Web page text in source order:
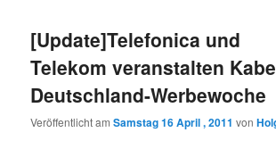
[Update]Telefonica und
Telekom veranstalten
Deutschland-Werbewoche
Veröffentlicht amSamstag 16 April , 2011 von